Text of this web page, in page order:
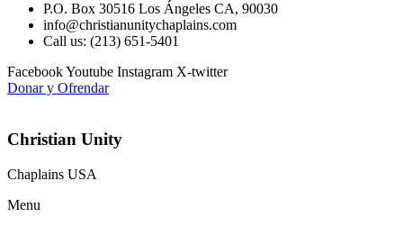
P.O. Box 30516 Los Ángeles CA, 90030
info@christianunitychaplains.com
Call us: (213) 651-5401
FacebookYoutube Instagram X-twitter
Donar y Ofrendar
Christian Unity
Chaplains USA
Menu